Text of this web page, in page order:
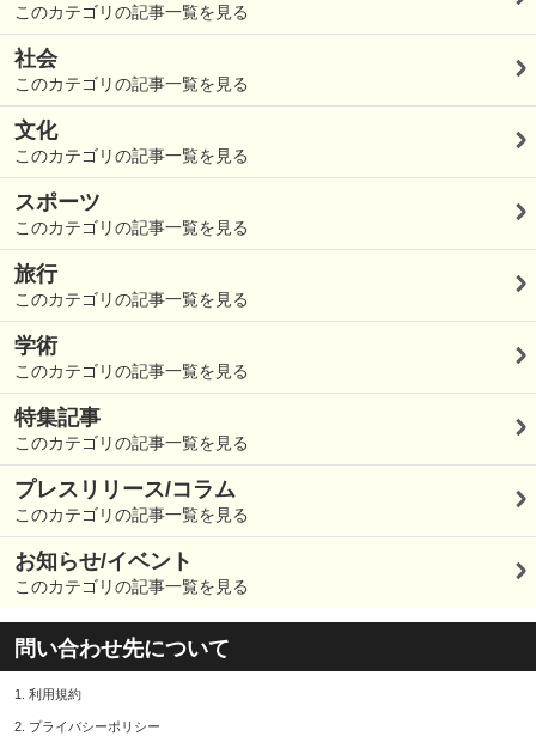
このカテゴリの記事一覧を見る
社会
このカテゴリの記事一覧を見る
文化
このカテゴリの記事一覧を見る
スポーツ
このカテゴリの記事一覧を見る
旅行
このカテゴリの記事一覧を見る
学術
このカテゴリの記事一覧を見る
特集記事
このカテゴリの記事一覧を見る
プレスリリース/コラム
このカテゴリの記事一覧を見る
お知らせ/イベント
このカテゴリの記事一覧を見る
問い合わせ先について
1. 利用規約
2. プライバシーポリシー